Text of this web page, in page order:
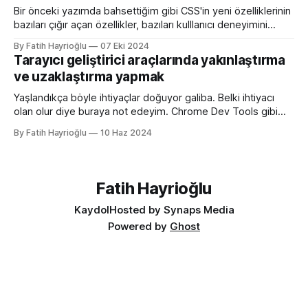
Bir önceki yazımda bahsettiğim gibi CSS'in yeni özelliklerinin
bazıları çığır açan özellikler, bazıları kulllanıcı deneyimini
fonksiyonu gibi yazım kolaylığı sağlayan özellikler. lightdark()
fonksiyonu mevcut uyumlu web yazımındaki büyük sorun
olan aşağıdaki kullanımı daha anlaşılır ve düzenli hale
getirmeye yarıyor. :root { color-scheme:
By Fatih Hayrioğlu 07 Eki 2024
Tarayıcı geliştirici araçlarında yakınlaştırma
ve uzaklaştırma yapmak
Yaşlandıkça böyle ihtiyaçlar doğuyor galiba. Belki ihtiyacı
olan olur diye buraya not edeyim. Chrome Dev Tools gibi
küçük mesela :) Yazı boyutlarını büyütmek için Cmd + + and
By Fatih Hayrioğlu 10 Haz 2024
Fatih Hayrioğlu
KaydolHosted by Synaps Media
Powered by Ghost